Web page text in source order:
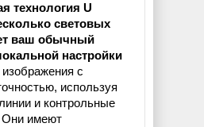
технология U
световых
ваш обычный
настройки
с
используя
и контрольные
Они имеют